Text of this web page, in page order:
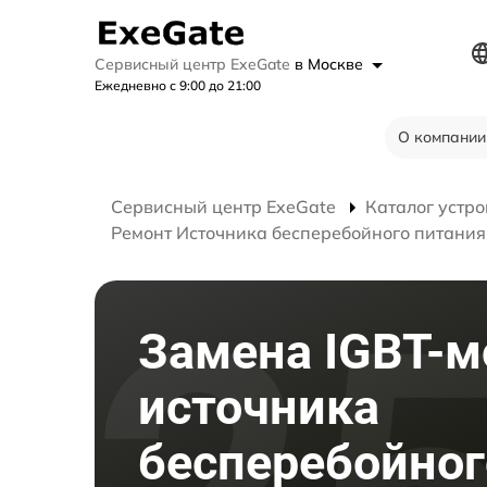
Сервисный центр ExeGate в Москве
Ежедневно с 9:00 до 21:00
О компании
Сервисный центр ExeGate
Каталог
Ремонт Источника бесперебойного
Замена IGBT-
источника